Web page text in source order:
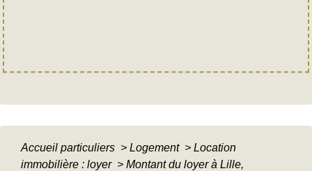
Accueil particuliers > Logement > Location
immobilière : loyer > Montant du loyer à Lille,